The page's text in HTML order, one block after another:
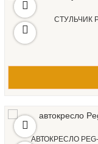
СТУЛЬЧИК
АВТОКРЕСЛО PEG-